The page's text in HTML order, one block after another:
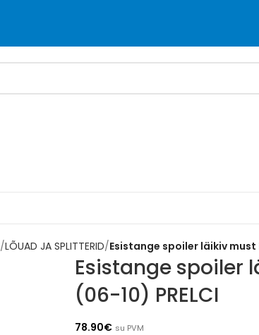
LÕUAD JA SPLITTERID Esistange spoiler läikiv must
Esistange spoiler
(06-10) PRELCI
78.90€ su PVM